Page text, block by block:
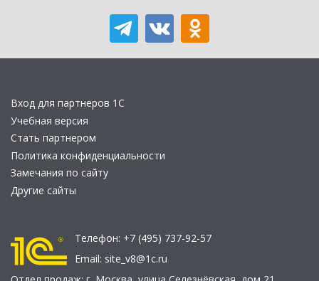
Вход для партнеров 1С
Учебная версия
Стать партнером
Политика конфиденциальности
Замечания по сайту
Другие сайты
Телефон: +7 (495) 737-92-57
Email: site_v8@1c.ru